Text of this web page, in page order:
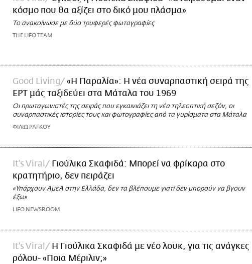
κόσμο που θα αξίζει στο δικό μου πλάσμα»
Το ανακοίνωσε με δύο τρυφερές φωτογραφίες
THE LIFO TEAM
Good Living
«Η Παραλία»: Η νέα συναρπαστική σειρά της
ΕΡΤ μάς ταξιδεύει στα Μάταλα του 1969
Οι πρωταγωνιστές της σειράς που εγκαινιάζει τη νέα τηλεοπτική σεζόν, οι
συναρπαστικές ιστορίες τους και φωτογραφίες από τα γυρίσματα στα Μάταλα
ΦΙΛΙΩ ΡΑΓΚΟΥ
It's Viral
Γιούλικα Σκαφιδά: Μπορεί να φρίκαρα στο
κρατητήριο, δεν πειράζει
«Υπάρχουν ΑμεΑ στην Ελλάδα, δεν τα βλέπουμε γιατί δεν μπορούν να βγουν
έξω»
LIFO NEWSROOM
It's Viral
Η Γιούλικα Σκαφιδά με νέο λουκ, για τις ανάγκες
ρόλου- «Ποια Μέριλιν;»